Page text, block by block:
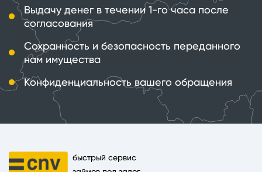
Выдачу денег в течении 1-го часа после
согласования
Сохранность и безопасность переданного
нам имущества
Конфиденциальность вашего обращения
быстрый сервис